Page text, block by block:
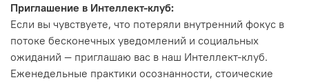
Приглашение в Интеллект-клуб:
Если вы чувствуете, что потеряли внутренний фокус в
потоке бесконечных уведомлений и социальных
ожиданий — приглашаю вас в наш Интеллект-клуб.
Еженедельные практики осознанности, стоические